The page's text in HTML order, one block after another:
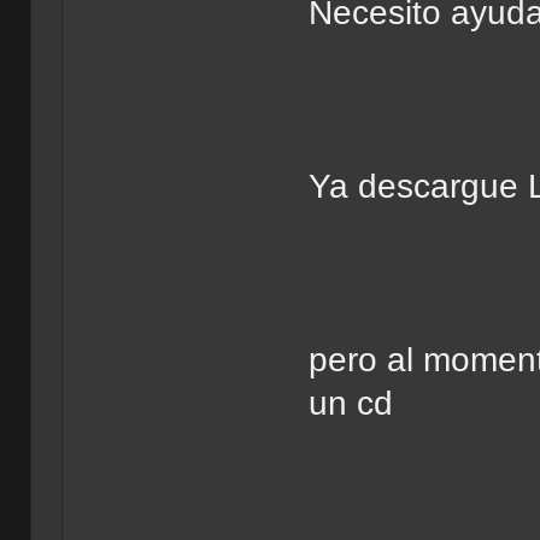
Necesito
Ya descargue
pero al
un cd